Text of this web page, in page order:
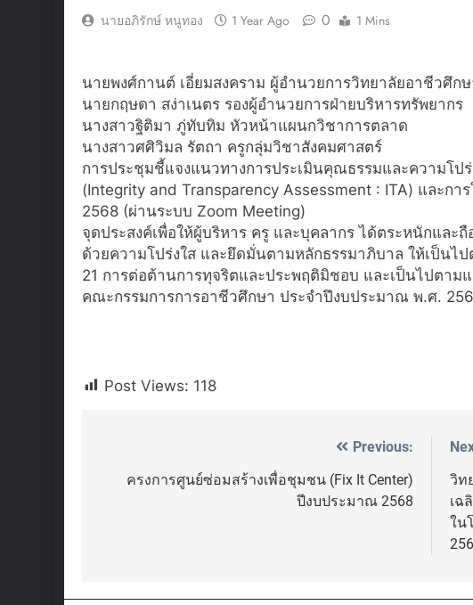
นายอภิรักษ์ หนูทอง 1 Year Ago 0 1 Mins
นายพงศ์กานต์ เอี่ยมสงคราม ผู้อำนวยการวิทยาลัยอาชีวศึก
นายกฤษดา สง่าเนตร รองผู้อำนวยการฝ่ายบริหารทรัพยากร
นางสาวฐิติมา ภู่ทับทิม หัวหน้าแผนกวิชาการตลาด
นางสาวศศิวิมล รัตถา ครูกลุ่มวิชาสังคมศาสตร์
การประชุมชี้แจงแนวทางการประเมินคุณธรรมและความโป
(Integrity and Transparency Assessment : ITA) และกา
2568 (ผ่านระบบ Zoom Meeting)
จุดประสงค์เพื่อให้ผู้บริหาร ครู และบุคลากร ได้ตระหนักแล
ด้วยความโปร่งใส และยึดมั่นตามหลักธรรมาภิบาล ให้เป็น
21 การต่อต้านการทุจริตและประพฤติมิชอบ และเป็นไปตา
คณะกรรมการการอาชีวศึกษา ประจำปึงบประมาณ พ.ศ.
Post Views: 118
navigation
Previous:
ครงการศูนย์ซ่อมสร้างเพื่อชุมชน (Fix It Center)
ปีงบประมาณ 2568
วิท
เฉ
ใน